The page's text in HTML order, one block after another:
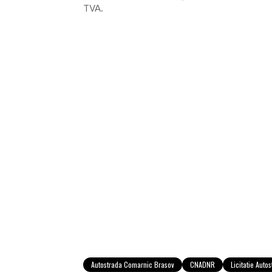
TVA.
Autostrada Comarnic Brasov CNADNR Licitatie